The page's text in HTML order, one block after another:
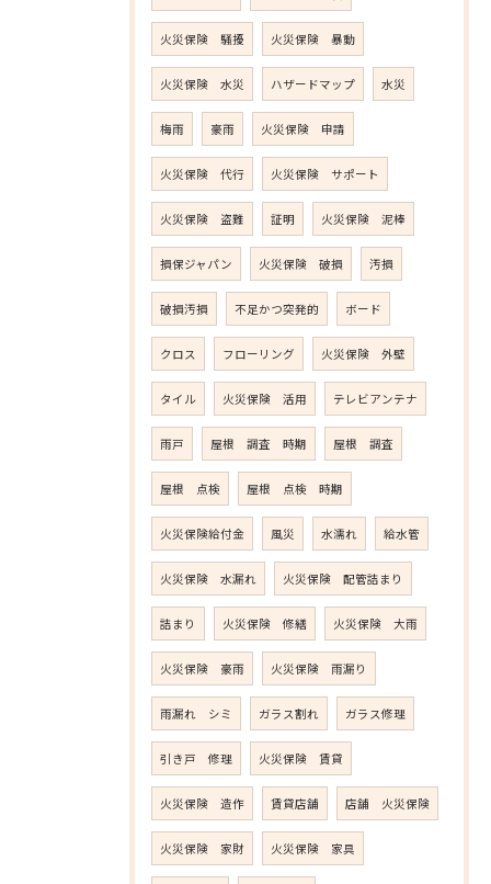
火災保険 騒擾 火災保険 暴動
火災保険 水災 ハザードマップ 水災
梅雨 豪雨 火災保険 申請
火災保険 代行 火災保険 サポート
火災保険 盗難 証明 火災保険 泥棒
損保ジャパン 火災保険 破損 汚損
破損汚損 不足かつ突発的 ボード
クロス フローリング 火災保険 外壁
タイル 火災保険 活用 テレビアンテナ
雨戸 屋根 調査 時期 屋根 調査
屋根 点検 屋根 点検 時期
火災保険給付金 風災 水濡れ 給水管
火災保険 水漏れ 火災保険 配管詰まり
詰まり 火災保険 修繕 火災保険 大雨
火災保険 豪雨 火災保険 雨漏り
雨漏れ シミ ガラス割れ ガラス修理
引き戸 修理 火災保険 賃貸
火災保険 造作 賃貸店舗 店舗 火災保険
火災保険 家財 火災保険 家具